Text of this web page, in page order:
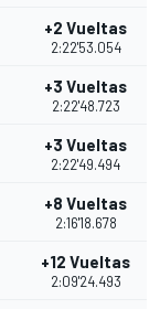
+2 Vueltas
2:22'53.054
+3 Vueltas
2:22'48.723
+3 Vueltas
2:22'49.494
+8 Vueltas
2:16'18.678
+12 Vueltas
2:09'24.493